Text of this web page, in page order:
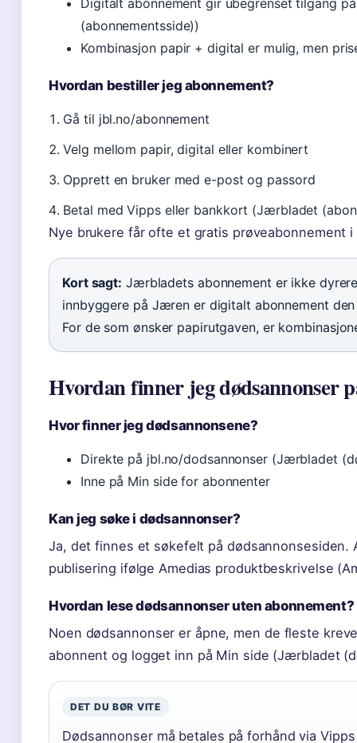
(abonnementsside))
Kombinasjon papir + digital er mulig, men
Hvordan bestiller jeg abonnement?
Gå til jbl.no/abonnement
Velg mellom papir, digital eller kombinert
Opprett en bruker med e-post og passord
Betal med Vipps eller bankkort (Jærbladet
Nye brukere får ofte et gratis prøveabonnement
Kort sagt: Jærbladets abonnement er ikke
innbyggere på Jæren er digitalt abonnement
For de som ønsker papirutgaven, er
Hvordan finner jeg dødsannonser
Hvor finner jeg dødsannonsene?
Direkte på jbl.no/dodsannonser (Jærbladet
Inne på Min side for abonnenter
Kan jeg søke i dødsannonser?
Ja, det finnes et søkefelt på dødsannonsesiden.
publisering ifølge Amedias produktbeskrivelse
Hvordan lese dødsannonser uten abonnement?
Noen dødsannonser er åpne, men de fleste
abonnent og logget inn på Min side (Jærbladet
DET DU BØR VITE
Dødsannonser må betales på forhånd via